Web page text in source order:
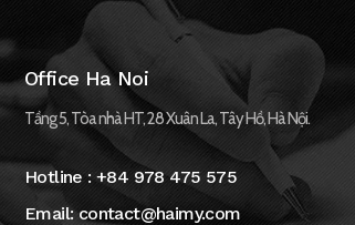
Office Ha Noi
Tầng 5, Tòa nhà HT, 28 Xuân La, Tây Hồ, Hà Nội.
Hotline :+84 978 475 575
Email:contact@haimy.com